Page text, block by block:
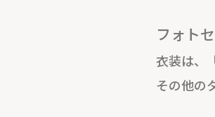
フォト
衣装は、
その他の